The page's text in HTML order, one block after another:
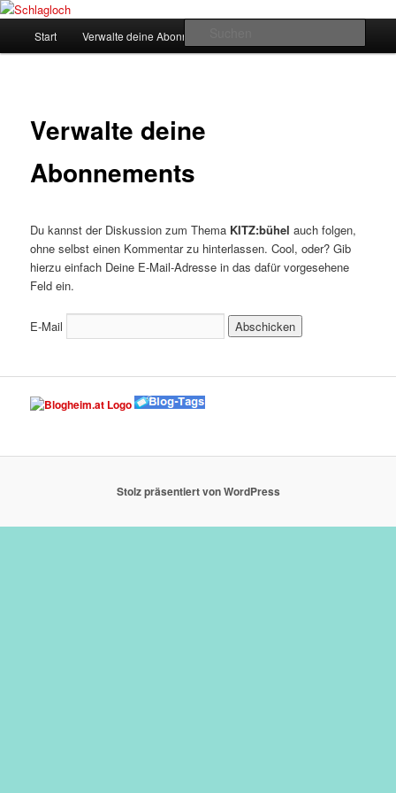
Zum supersberger taggedanken
Start Verwalte deine Abonnements
Verwalte deine
Abonnements
Du kannst der Diskussion zum Thema KITZ:bühel auch folgen,
ohne selbst einen Kommentar zu hinterlassen. Cool, oder? Gib
hierzu einfach Deine E-Mail-Adresse in das dafür vorgesehene
Feld ein.
E-Mail
Stolz präsentiert von WordPress